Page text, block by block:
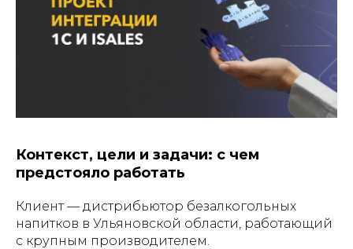
Контекст, цели и задачи: с чем
предстояло работать
Клиент — дистрибьютор безалкогольных
напитков в Ульяновской области, работающий
с крупным производителем.